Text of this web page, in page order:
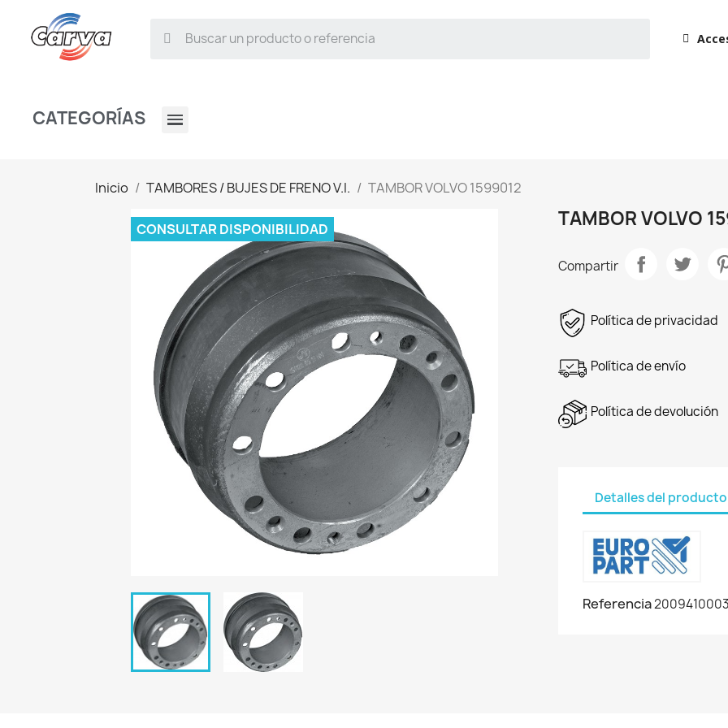
CATEGORÍAS
Inicio TAMBORES / BUJES DE FRENO V.I. TAMBOR VOLVO 1599012
CONSULTAR DISPONIBILIDAD TAMBOR VOLVO
Compartir
Política de privacidad
Política de envío
Política de devolución
Detalles del producto
Referencia